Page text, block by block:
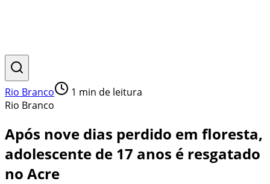
Rio Branco 1 min de leitura
Rio Branco
Após nove dias perdido em floresta,
adolescente de 17 anos é resgatado
no Acre